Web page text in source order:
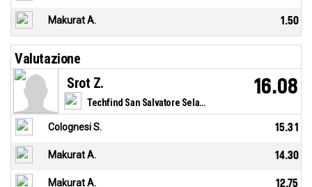
Makurat A. 1.50
Valutazione
Techfind San Salvatore Selargius
Srot Z. 16.08
Colognesi S. 15.31
Makurat A. 14.30
Makurat A. 12.75